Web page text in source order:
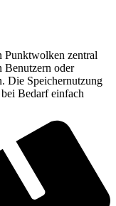
Punktwolken zentral
Benutzern oder
Die Speichernutzung
Bedarf einfach